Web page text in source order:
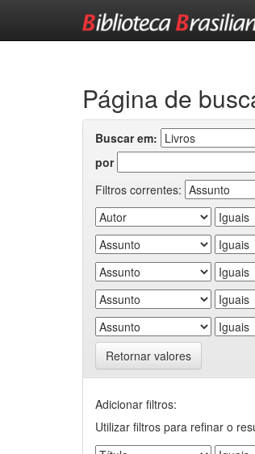
Página de
Buscar em:
por
Filtros correntes:
Retornar valores
Adicionar filtros:
Utilizar filtros para refinar o